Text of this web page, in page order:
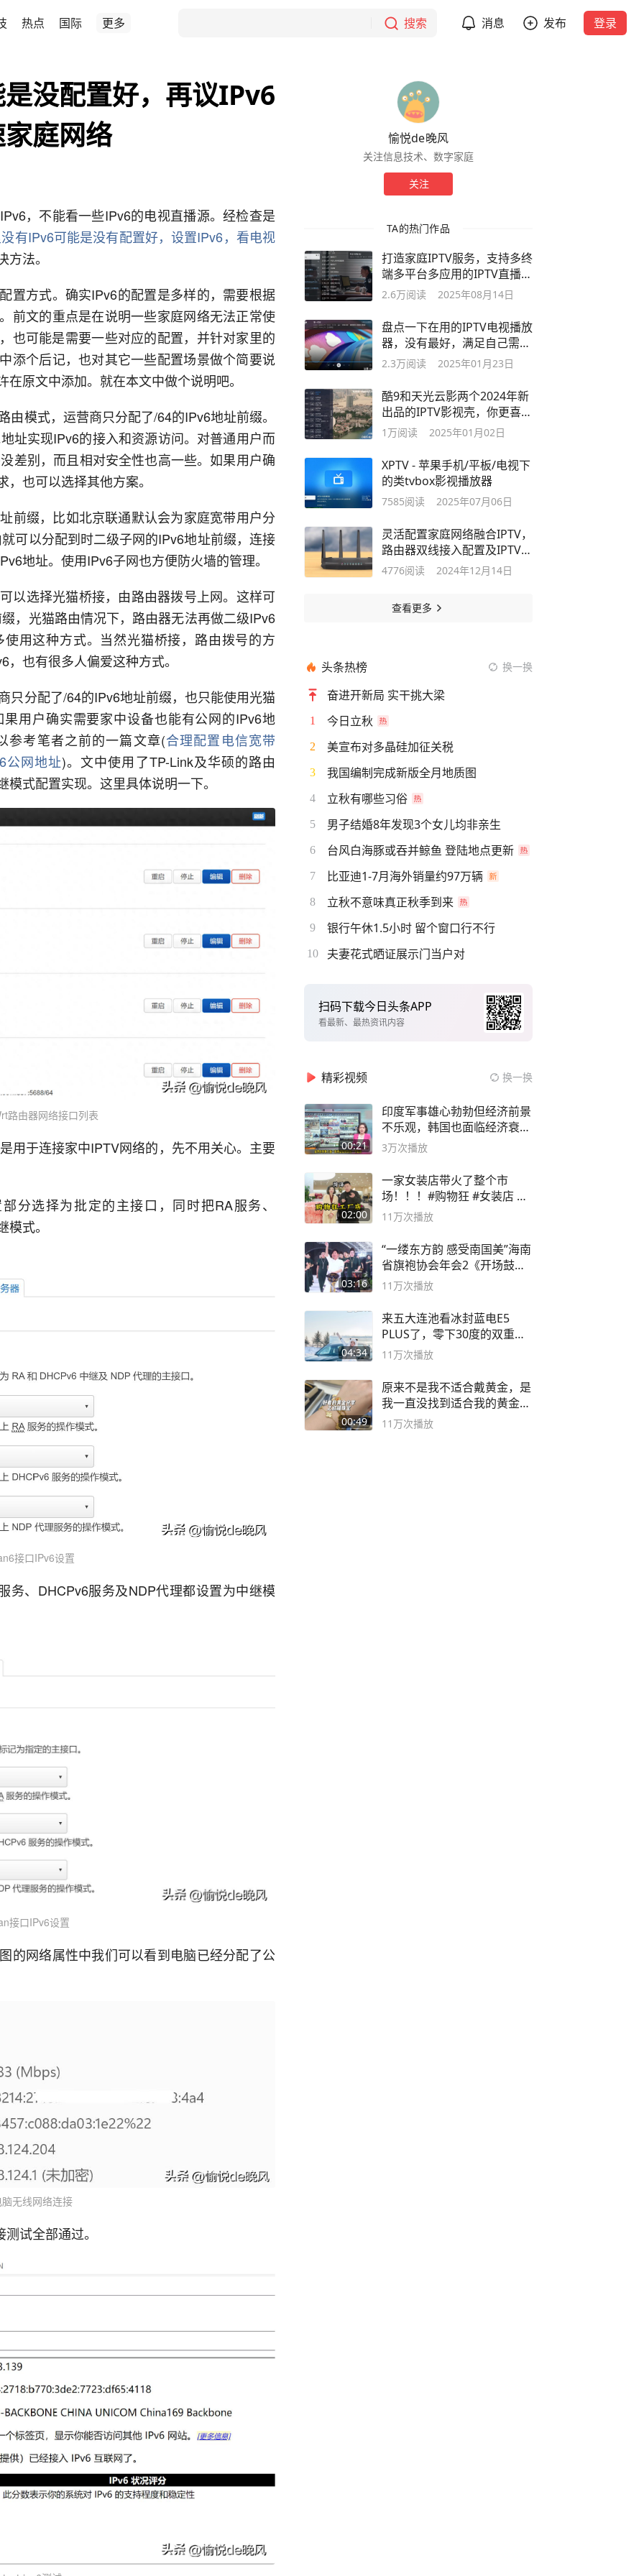
热点 国际 更多 搜索 消息 发布 登录
没配置好，再议IPv6
庭网络
，不能看一些IPv6的电视直播源。经检查是
有IPv6可能是没有配置好，设置IPv6，看电视
法。
置方式。确实IPv6的配置是多样的，需要根据
前文的重点是在说明一些家庭网络无法正常使
也可能是需要一些对应的配置，并针对家里的
添个后记，也对其它一些配置场景做个简要说
原文中添加。就在本文中做个说明吧。
模式，运营商只分配了/64的IPv6地址前缀。
址实现IPv6的接入和资源访问。对普通用户而
差别，而且相对安全性也高一些。如果用户确
也可以选择其他方案。
前缀，比如北京联通默认会为家庭宽带用户分
可以分配到时二级子网的IPv6地址前缀，连接
地址。使用IPv6子网也方便防火墙的管理。
以选择光猫桥接，由路由器拨号上网。这样可
，光猫路由情况下，路由器无法再做二级IPv6
用这种方式。当然光猫桥接，路由拨号的方
也有很多人偏爱这种方式。
只分配了/64的IPv6地址前缀，也只能使用光猫
用户确实需要家中设备也能有公网的IPv6地
参考笔者之前的一篇文章(合理配置电信宽带
公网地址)。文中使用了TP-Link及华硕的路由
式配置实现。这里具体说明一下。
路由器网络接口列表
用于连接家中IPTV网络的，先不用关心。主要
分选择为批定的主接口，同时把RA服务、
式。
接口IPv6设置
务、DHCPv6服务及NDP代理都设置为中继模
接口IPv6设置
的网络属性中我们可以看到电脑已经分配了公
无线网络连接
试全部通过。
愉悦de晚风
关注信息技术、数字家庭
关注
TA的热门作品
打造家庭IPTV服务，支持多终
端多平台多应用的IPTV直播/
回看/点播
2.6万阅读 2025年08月14日
盘点一下在用的IPTV电视播放
器，没有最好，满足自己需要
最重要
2.3万阅读 2025年01月23日
酷9和天光云影两个2024年新
出品的IPTV影视壳，你更喜欢
哪个
1万阅读 2025年01月02日
XPTV - 苹果手机/平板/电视下
的类tvbox影视播放器
7585阅读 2025年07月06日
灵活配置家庭网络融合IPTV，
路由器双线接入配置及IPTV单
播源分流
4776阅读 2024年12月14日
查看更多
头条热榜 换一换
奋进开新局 实干挑大梁
1 今日立秋
2 美宣布对多晶硅加征关税
3 我国编制完成新版全月地质图
4 立秋有哪些习俗
5 男子结婚8年发现3个女儿均非亲生
6 台风白海豚或吞并鲸鱼 登陆地点更新
7 比亚迪1-7月海外销量约97万辆
8 立秋不意味真正秋季到来
9 银行午休1.5小时 留个窗口行不行
10 夫妻花式晒证展示门当户对
扫码下载今日头条APP
看最新、最热资讯内容
精彩视频 换一换
00:21
印度军事雄心勃勃但经济前景
不乐观，韩国也面临经济衰退
风险
3万次播放
02:00
一家女装店带火了整个市
场！！！#购物狂 #女装店 #
高品质女装
11万次播放
03:16
“一缕东方韵 感受南国美”海南
省旗袍协会年会2《开场鼓》
二团
11万次播放
04:34
来五大连池看冰封蓝电E5
PLUS了，零下30度的双重冰
封40小时全录
11万次播放
00:49
原来不是我不适合戴黄金，是
我一直没找到适合我的黄金
😭
11万次播放